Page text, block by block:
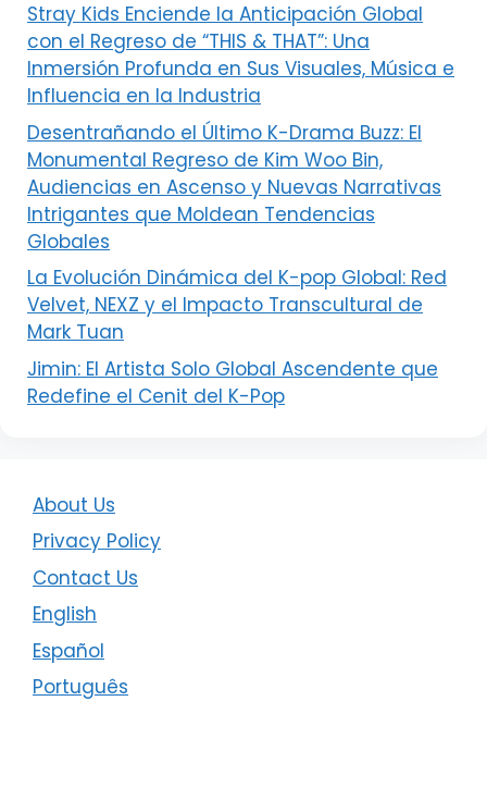
Stray Kids Enciende la Anticipación Global
con el Regreso de “THIS & THAT”: Una
Inmersión Profunda en Sus Visuales, Música e
Influencia en la Industria
Desentrañando el Último K-Drama Buzz: El
Monumental Regreso de Kim Woo Bin,
Audiencias en Ascenso y Nuevas Narrativas
Intrigantes que Moldean Tendencias
Globales
La Evolución Dinámica del K-pop Global: Red
Velvet, NEXZ y el Impacto Transcultural de
Mark Tuan
Jimin: El Artista Solo Global Ascendente que
Redefine el Cenit del K-Pop
About Us
Privacy Policy
Contact Us
English
Español
Português